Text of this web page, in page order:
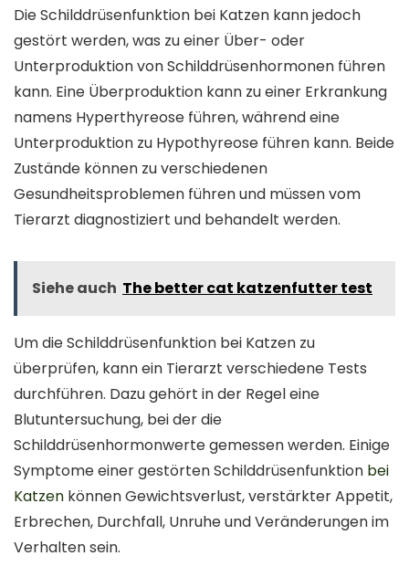
Die Schilddrüsenfunktion bei Katzen kann jedoch
gestört werden, was zu einer Über- oder
Unterproduktion von Schilddrüsenhormonen führen
kann. Eine Überproduktion kann zu einer Erkrankung
namens Hyperthyreose führen, während eine
Unterproduktion zu Hypothyreose führen kann. Beide
Zustände können zu verschiedenen
Gesundheitsproblemen führen und müssen vom
Tierarzt diagnostiziert und behandelt werden.
Siehe auch The better cat katzenfutter test
Um die Schilddrüsenfunktion bei Katzen zu
überprüfen, kann ein Tierarzt verschiedene Tests
durchführen. Dazu gehört in der Regel eine
Blutuntersuchung, bei der die
Schilddrüsenhormonwerte gemessen werden. Einige
Symptome einer gestörten Schilddrüsenfunktion bei
Katzen können Gewichtsverlust, verstärkter Appetit,
Erbrechen, Durchfall, Unruhe und Veränderungen im
Verhalten sein.